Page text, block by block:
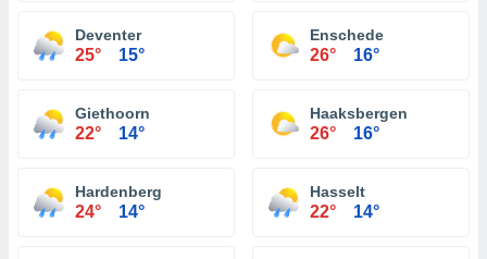
Deventer
25° 15°
Enschede
26° 16°
Giethoorn
22° 14°
Haaksbergen
26° 16°
Hardenberg
24° 14°
Hasselt
22° 14°